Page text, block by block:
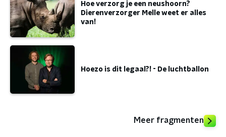
Hoe verzorg je een neushoorn?
Dierenverzorger Melle weet er alles
van!
Hoezo is dit legaal?! - De luchtballon
Meer fragmenten